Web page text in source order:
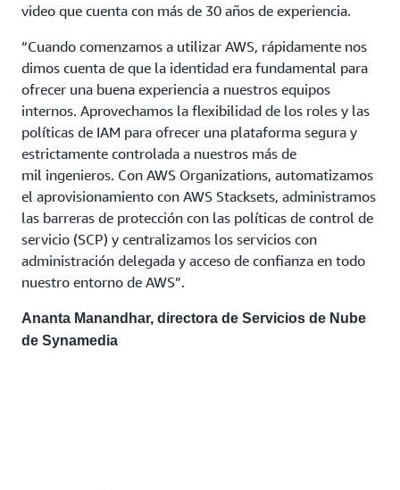
video que cuenta con más de 30 años de experiencia.
“Cuando comenzamos a utilizar AWS, rápidamente nos
dimos cuenta de que la identidad era fundamental para
ofrecer una buena experiencia a nuestros equipos
internos. Aprovechamos la flexibilidad de los roles y las
políticas de IAM para ofrecer una plataforma segura y
estrictamente controlada a nuestros más de
mil ingenieros. Con AWS Organizations, automatizamos
el aprovisionamiento con AWS Stacksets, administramos
las barreras de protección con las políticas de control de
servicio (SCP) y centralizamos los servicios con
administración delegada y acceso de confianza en todo
nuestro entorno de AWS”.
Ananta Manandhar, directora de Servicios de Nube
de Synamedia